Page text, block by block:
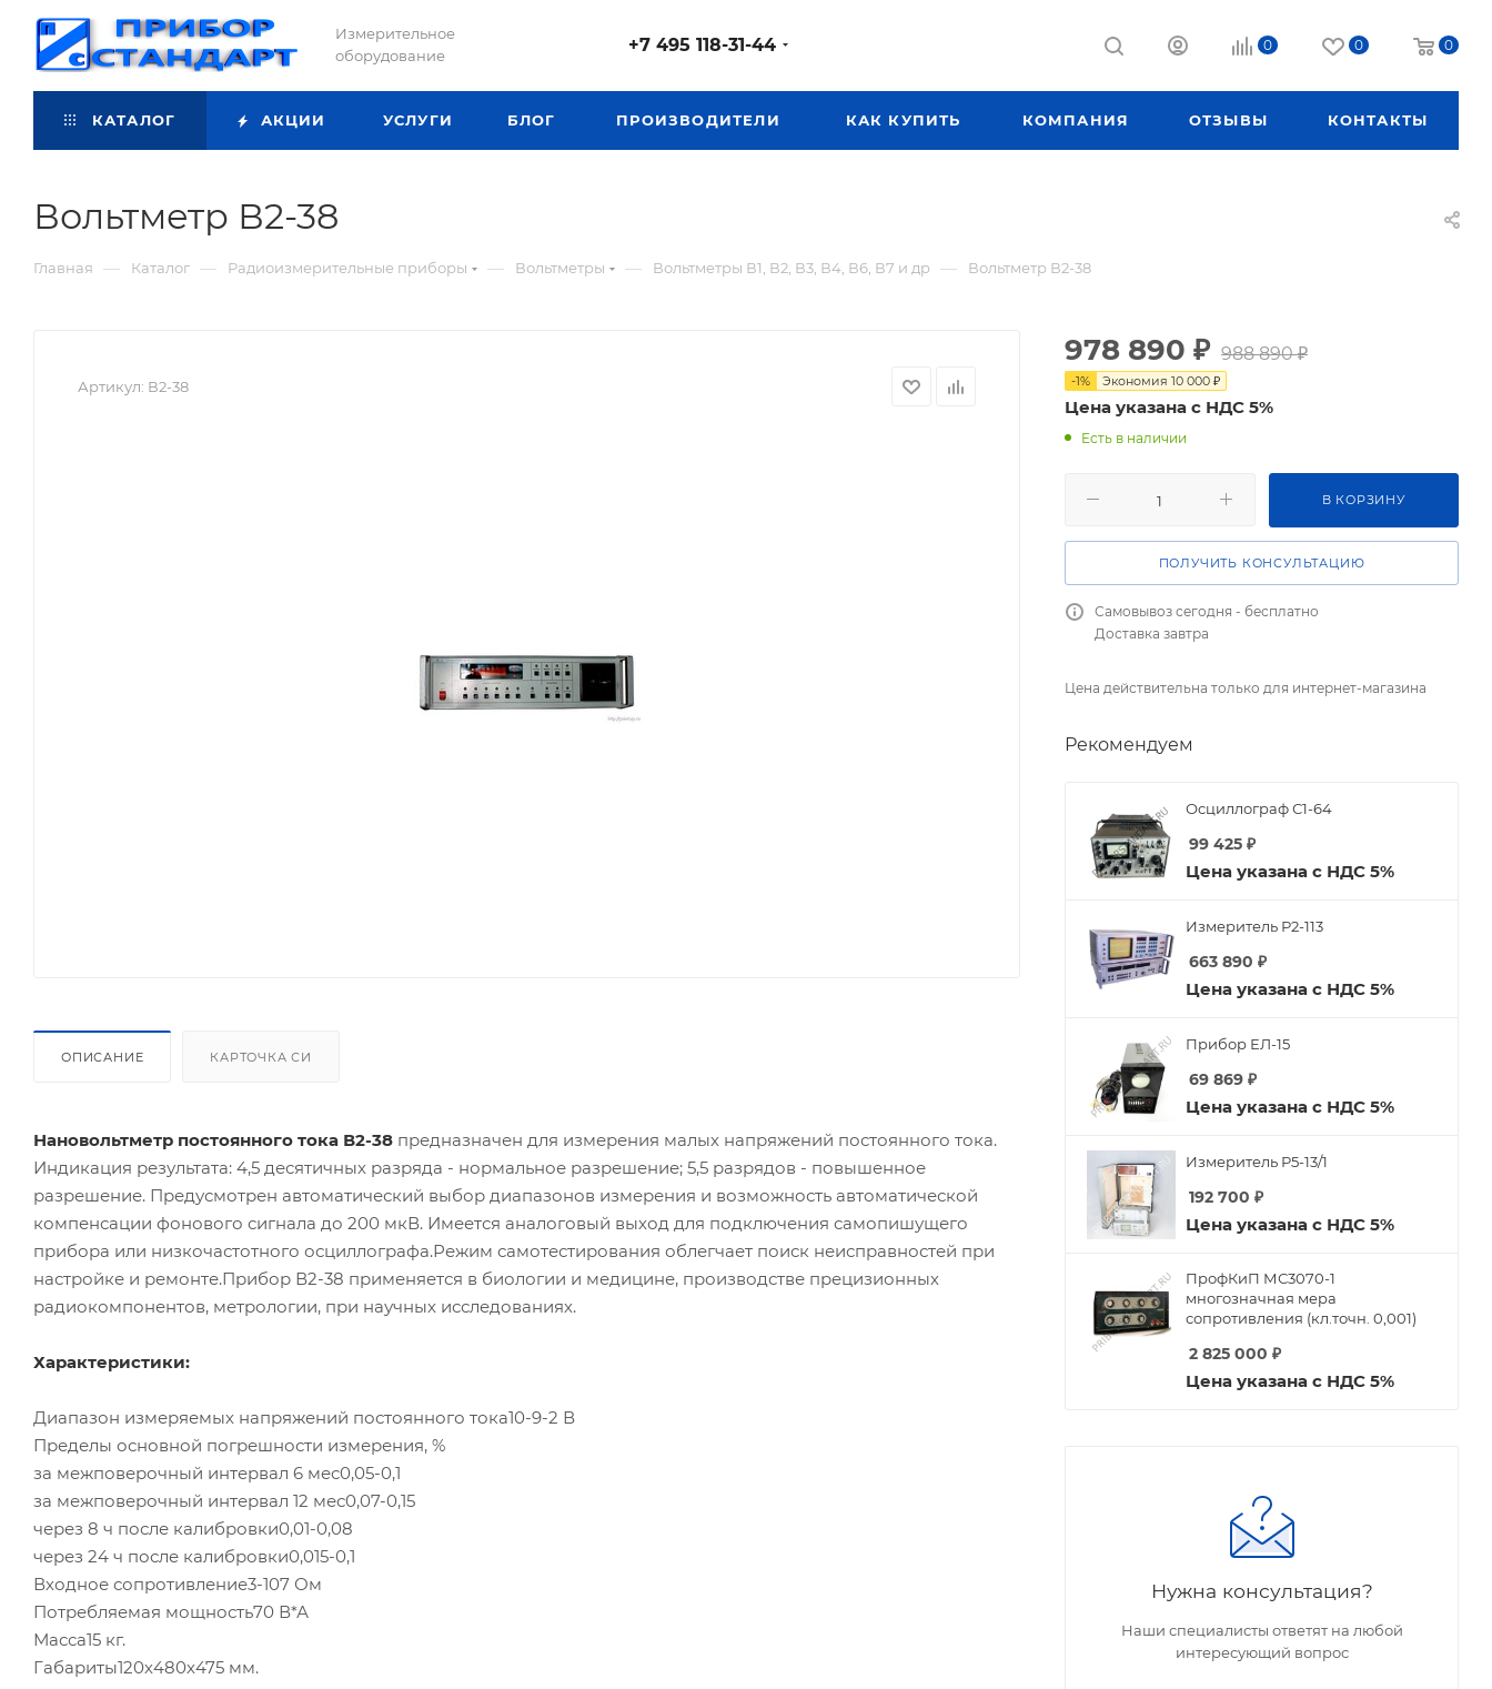
Измерительное
оборудование
+7 495 118-31-44 0 0 0
КАТАЛОГ АКЦИИ УСЛУГИ БЛОГ ПРОИЗВОДИТЕЛИ КАК КУПИТЬ КОМПАНИЯ ОТЗЫВЫ КОНТАКТЫ
Вольтметр В2-38
Главная — Каталог — Радиоизмерительные приборы — Вольтметры — Вольтметры В1, В2, В3, В4, В6, В7 и др — Вольтметр В2-38
Артикул: В2-38
ОПИСАНИЕ КАРТОЧКА СИ
Нановольтметр постоянного тока В2-38 предназначен для измерения малых напряжений постоянного тока.
Индикация результата: 4,5 десятичных разряда - нормальное разрешение; 5,5 разрядов - повышенное
разрешение. Предусмотрен автоматический выбор диапазонов измерения и возможность автоматической
компенсации фонового сигнала до 200 мкВ. Имеется аналоговый выход для подключения самопишущего
прибора или низкочастотного осциллографа.Режим самотестирования облегчает поиск неисправностей при
настройке и ремонте.Прибор В2-38 применяется в биологии и медицине, производстве прецизионных
радиокомпонентов, метрологии, при научных исследованиях.
Характеристики:
Диапазон измеряемых напряжений постоянного тока10-9-2 В
Пределы основной погрешности измерения, %
за межповерочный интервал 6 мес0,05-0,1
за межповерочный интервал 12 мес0,07-0,15
через 8 ч после калибровки0,01-0,08
через 24 ч после калибровки0,015-0,1
Входное сопротивление3-107 Ом
Потребляемая мощность70 В*А
Масса15 кг.
Габариты120х480х475 мм.
978 890 ₽ 988 890₽
-1% Экономия 10 000 ₽
Цена указана с НДС 5%
Есть в наличии
В КОРЗИНУ
ПОЛУЧИТЬ КОНСУЛЬТАЦИЮ
Самовывоз сегодня - бесплатно
Доставка завтра
Цена действительна только для интернет-магазина
Рекомендуем
Осциллограф С1-64
99 425 ₽
Цена указана с НДС 5%
Измеритель Р2-113
663 890 ₽
Цена указана с НДС 5%
Прибор ЕЛ-15
69 869 ₽
Цена указана с НДС 5%
Измеритель Р5-13/1
192 700 ₽
Цена указана с НДС 5%
ПрофКиП МС3070-1
многозначная мера
сопротивления (кл.точн. 0,001)
2 825 000 ₽
Цена указана с НДС 5%
Нужна консультация?
Наши специалисты ответят на любой
интересующий вопрос